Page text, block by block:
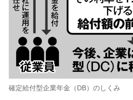
確定給付型企業年金（DB）のしくみ